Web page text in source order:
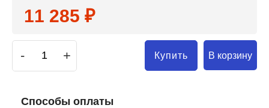
11 285 ₽
- + Купить В корзину
Способы оплаты